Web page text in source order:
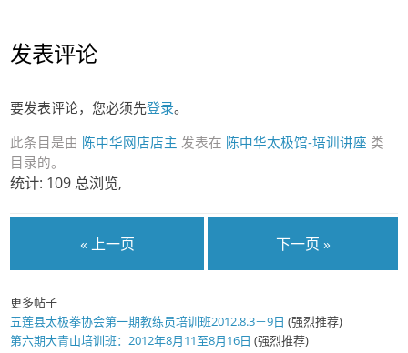
发表评论
要发表评论，您必须先登录。
此条目是由 陈中华网店店主 发表在 陈中华太极馆-培训讲座 类
目录的。
统计: 109 总浏览,
« 上一页 下一页 »
更多帖子
五莲县太极拳协会第一期教练员培训班2012.8.3－9日 (强烈推荐)
第六期大青山培训班：2012年8月11至8月16日 (强烈推荐)